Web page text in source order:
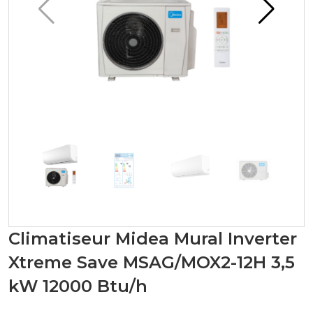
Climatiseur Midea Mural Inverter
Xtreme Save MSAG/MOX2-12H 3,5
kW 12000 Btu/h